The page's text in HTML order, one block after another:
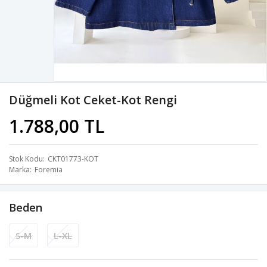
Düğmeli Kot Ceket-Kot Rengi
1.788,00 TL
Stok Kodu CKT01773-KOT
Marka Foremia
Beden
S-M L-XL